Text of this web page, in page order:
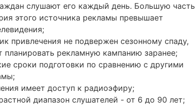
слушают его каждый день. Большую часть
этого источника рекламы превышает
привлечения не подвержен сезонному спаду,
планировать рекламную кампанию заранее;
сроки подготовки по сравнению с другими
имеет доступ к радиоэфиру;
диапазон слушателей - от 6 до 90 лет;